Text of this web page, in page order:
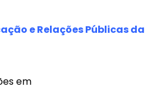
e Relações Públicas da
em